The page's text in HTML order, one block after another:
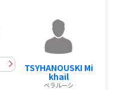
TSYHANOUSKI Mi
khail
ベラルーシ